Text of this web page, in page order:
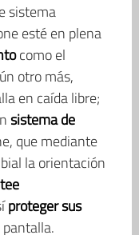
sistema
esté en plena
como el
otro más,
en caída libre;
sistema de
que mediante
la orientación
proteger sus